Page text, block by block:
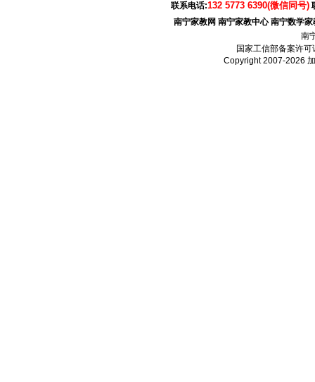
联系电话:132 5773 6390(微信同号)
南宁家教网 南宁家教中心 南宁数学家
南
国家工信部备案许可
Copyright 2007-2026